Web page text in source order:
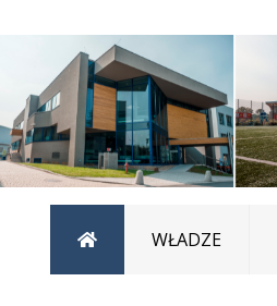
Strona główna
WŁADZE